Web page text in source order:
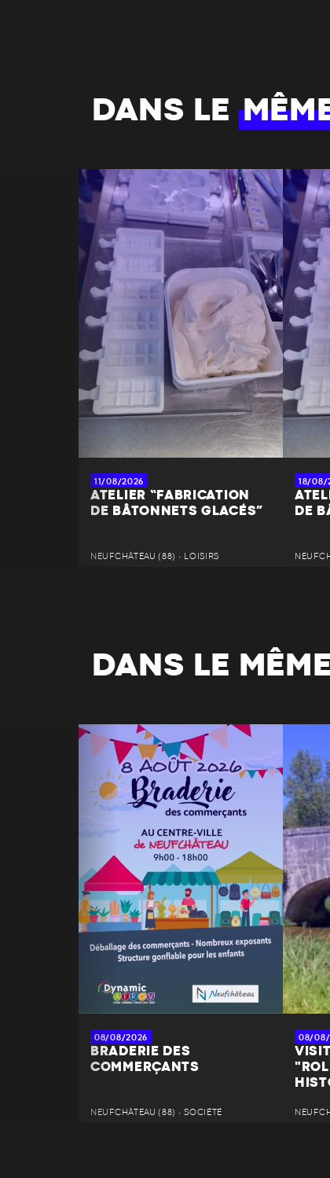
DANS LE
11/08/2026
ATELIER “FABRICATION
DE BÂTONNETS GLACÉS”
NEUFCHÂTEAU (88) • LOISIRS
18/08/
DE
DANS LE
08/08/2026
BRADERIE DES
COMMERÇANTS
NEUFCHÂTEAU (88) • SOCIÉTÉ
08/08/